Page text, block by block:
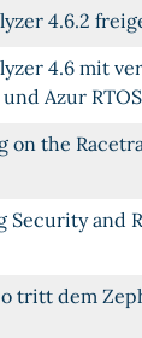
4.6.2
4.6 mit
Azur
on the
Security and
tritt dem